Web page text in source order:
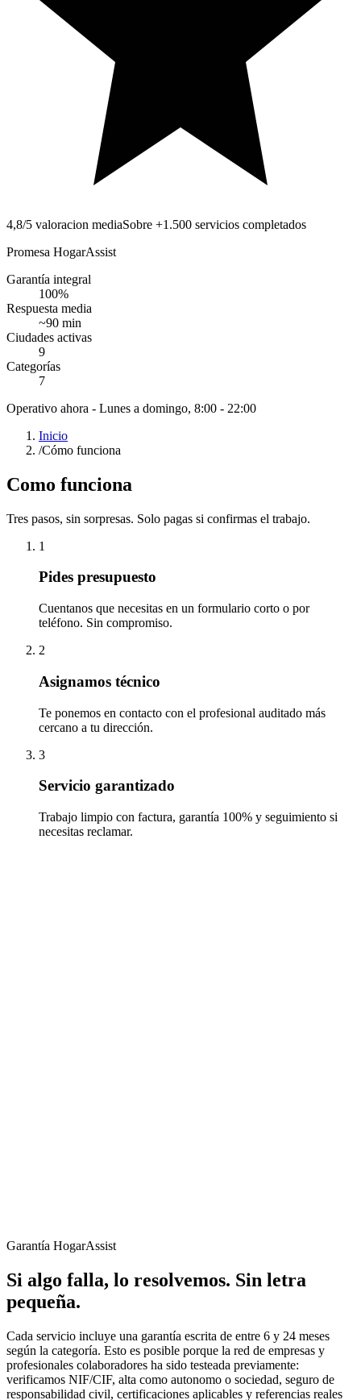
4,8/5 valoracion mediaSobre +1.500 servicios completados
Promesa HogarAssist
Garantía integral
100%
Respuesta media
~90 min
Ciudades activas
9
Categorías
7
Operativo ahora - Lunes a domingo, 8:00 - 22:00
Inicio
/Cómo funciona
Como funciona
Tres pasos, sin sorpresas. Solo pagas si confirmas el trabajo.
1
Pides presupuesto
Cuentanos que necesitas en un formulario corto o por
teléfono. Sin compromiso.
2
Asignamos técnico
Te ponemos en contacto con el profesional auditado más
cercano a tu dirección.
3
Servicio garantizado
Trabajo limpio con factura, garantía 100% y seguimiento si
necesitas reclamar.
Garantía HogarAssist
Si algo falla, lo resolvemos. Sin letra
pequeña.
Cada servicio incluye una garantía escrita de entre 6 y 24 meses
según la categoría. Esto es posible porque la red de empresas y
profesionales colaboradores ha sido testeada previamente:
verificamos NIF/CIF, alta como autonomo o sociedad, seguro de
responsabilidad civil, certificaciones aplicables y referencias reales